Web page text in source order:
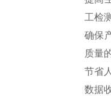
工检
确保
质量
节省
数据